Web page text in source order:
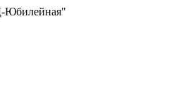
Юбилейная"